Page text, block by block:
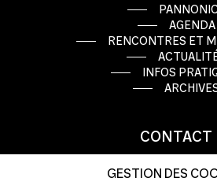
GESTION DES
AGENDA
RENCONTRES ET
INFOS
CONTACT
44000 Nantes